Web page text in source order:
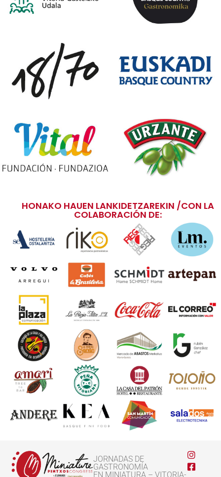
HONAKO HAUEN LANKIDETZAREKIN /CON LA
COLABORACIÓN DE:
JORNADAS DE
GASTRONOMÍA
EN MINIATURA – VITORIA-